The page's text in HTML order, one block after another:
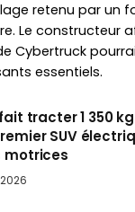
retenu par un
Le constructeur
Cybertruck
essentiels.
tracter 1 350
SUV
motrices